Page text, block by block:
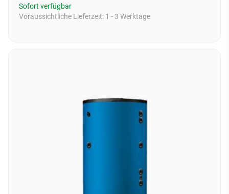
Sofort verfügbar
Voraussichtliche Lieferzeit: 1 - 3 Werktage